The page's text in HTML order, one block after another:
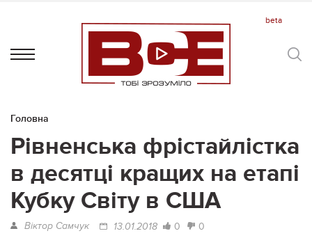
Головна
Рівненська фрістайлістка
в десятці кращих на етапі
Кубку Світу в США
Віктор Самчук 13.01.2018 0 0